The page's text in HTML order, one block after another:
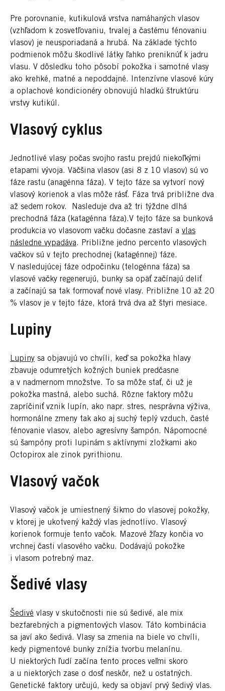
Pre porovnanie, kutikulová vrstva namáhaných vlasov
(vzhľadom k zosvetľovaniu, trvalej a častému fénovaniu
vlasov) je neusporiadaná a hrubá. Na základe týchto
podmienok môžu škodlivé látky ľahko preniknúť k jadru
vlasu. V dôsledku toho pôsobí pokožka i samotné vlasy
ako krehké, matné a nepoddajné. Intenzívne vlasové kúry
a oplachové kondicionéry obnovujú hladkú štruktúru
vrstvy kutikúl.
Vlasový cyklus
Jednotlivé vlasy počas svojho rastu prejdú niekoľkými
etapami vývoja. Väčšina vlasov (asi 8 z 10 vlasov) sú vo
fáze rastu (anagénna fáza). V tejto fáze sa vytvorí nový
vlasový korienok a vlas môže rásť. Fáza trvá približne dva
až sedem rokov. Nasleduje dva až tri týždne dlhá
prechodná fáza (katagénna fáza).V tejto fáze sa bunková
produkcia vo vlasovom vačku dočasne zastaví a vlas
následne vypadáva. Približne jedno percento vlasových
vačkov sú v tejto prechodnej (katagénnej) fáze.
V nasledujúcej fáze odpočinku (telogénna fáza) sa
vlasové vačky regenerujú, bunky sa opäť začínajú deliť
a začínajú sa tak formovať nové vlasy. Približne 10 až 20
% vlasov je v tejto fáze, ktorá trvá dva až štyri mesiace.
Lupiny
Lupiny sa objavujú vo chvíli, keď sa pokožka hlavy
zbavuje odumretých kožných buniek predčasne
a v nadmernom množstve. To sa môže stať, či už je
pokožka mastná, alebo suchá. Rôzne faktory môžu
zapríčiniť vznik lupín, ako napr. stres, nesprávna výživa,
hormonálne zmeny tak ako aj suchý teplý vzduch, časté
fénovanie vlasov, alebo agresívny šampón. Nápomocné
sú šampóny proti lupinám s aktívnymi zložkami ako
Octopirox ale zinok pyrithionu.
Vlasový vačok
Vlasový vačok je umiestnený šikmo do vlasovej pokožky,
v ktorej je ukotvený každý vlas jednotlivo. Vlasový
korienok formuje tento vačok. Mazové žľazy končia vo
vrchnej časti vlasového vačku. Dodávajú pokožke
i vlasom potrebný maz.
Šedivé vlasy
Šedivé vlasy v skutočnosti nie sú šedivé, ale mix
bezfarebných a pigmentových vlasov. Táto kombinácia
sa javí ako šedivá. Vlasy sa zmenia na biele vo chvíli,
kedy pigmentové bunky znížia tvorbu melanínu.
U niektorých ľudí začína tento proces veľmi skoro
a u niektorých zase o dosť neskôr, než u ostatných.
Genetické faktory určujú, kedy sa objaví prvý šedivý vlas.